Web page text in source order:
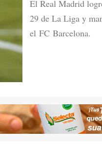
El Real Madrid
29 de La Liga y
el FC Barcelona.